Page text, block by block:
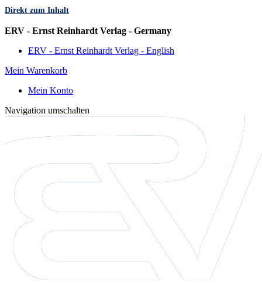
Direkt zum Inhalt
ERV - Ernst Reinhardt Verlag - Germany
ERV - Ernst Reinhardt Verlag - English
Mein Warenkorb
Mein Konto
Navigation umschalten